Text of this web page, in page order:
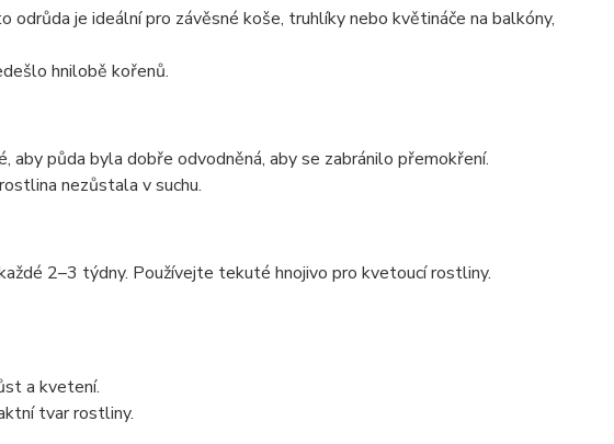
odrůda je ideální pro závěsné koše, truhlíky nebo květináče na balkóny,
hnilobě kořenů.
půda byla dobře odvodněná, aby se zabránilo přemokření.
nezůstala v suchu.
2–3 týdny. Používejte tekuté hnojivo pro kvetoucí rostliny.
a kvetení.
tvar rostliny.